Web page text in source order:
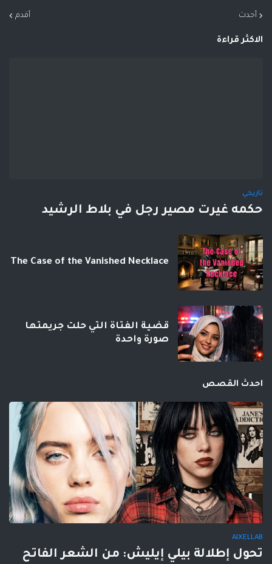
أحدث أقدم
الاكثر قراءة
تاريخي
حكمه غيرت مصير رجل في بلاط الرشيد
The Case of the Vanished Necklace
قضية الفتاة التي حلت جريمتها
صورة واحدة
احدث القصص
AIXELLAB
تحول إطلالة بيلي إيليش: من الشعر الفاتح